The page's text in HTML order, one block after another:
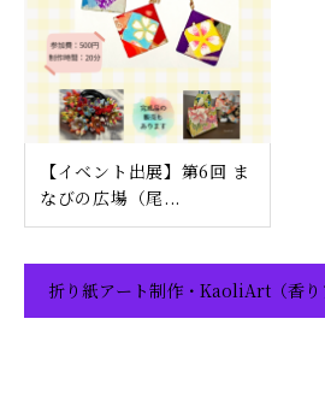
【イベント出展】第6回 ま
なびの広場（尾...
折り紙アート制作・KaoliArt（香り